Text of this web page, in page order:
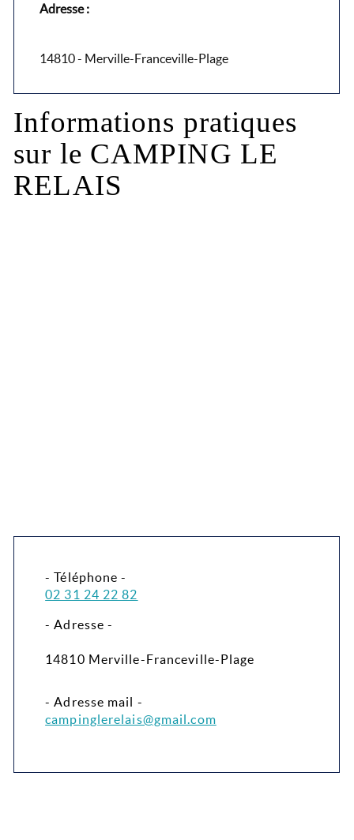
Adresse :
14810 - Merville-Franceville-Plage
Informations pratiques
sur le CAMPING LE
RELAIS
- Téléphone -
02 31 24 22 82
- Adresse -
14810 Merville-Franceville-Plage
- Adresse mail -
campinglerelais@gmail.com